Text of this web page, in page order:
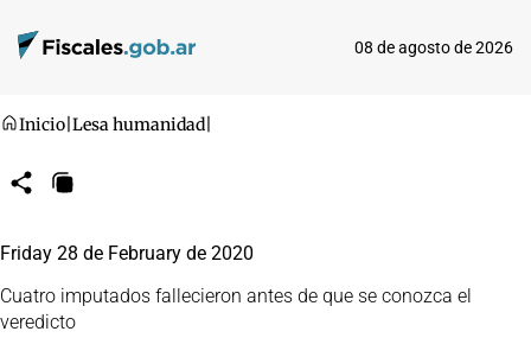
08 de agosto de 2026
Inicio Lesa humanidad
CompartirCopiar
Friday 28 de February de 2020
Cuatro imputados fallecieron antes de que se conozca el
veredicto